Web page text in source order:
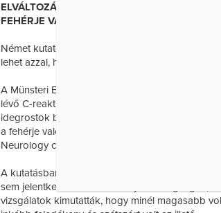
ELVÁLTOZÁSÁVAL JÁR EGYÜTT. AZ
FEHÉRJE VALÓBAN […]
Német kutatók megfejtették, hogy a vérben lévő
lehet azzal, hogy egyes emberek
A Münsteri Egyetem kutatói szerint a korlátozott
lévő C-reaktív protein (CRP) viszonylag magas
idegrostok bizonyos elváltozásával jár együtt.
a fehérje valóban kiváltó oka, vagy csak jele a
Neurology című tudományos folyóiratban
A kutatásban részt vevő 447 ember átlag
sem jelentkeztek korábban olyan betegségek,
vizsgálatok kimutatták, hogy minél magasabb